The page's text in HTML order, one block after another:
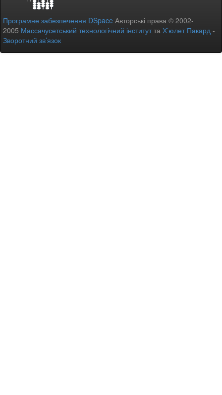
Програмне забезпечення DSpace Авторські права © 2002-
2005 Массачусетський технологічний інститутта Х’юлет Пакард -
Зворотний зв’язок